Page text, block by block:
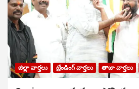
జిల్లా వార్తలు ట్రేండింగ్ వార్తలు తాజా వార్తలు